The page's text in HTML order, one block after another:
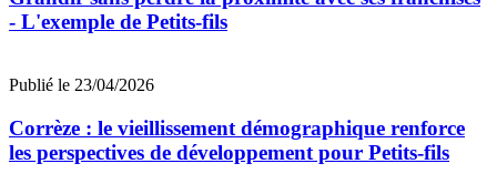
- L'exemple de Petits-fils
Publié le 23/04/2026
Corrèze : le vieillissement démographique renforce
les perspectives de développement pour Petits-fils